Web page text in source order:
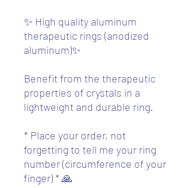
✨ High quality aluminum
therapeutic rings (anodized
aluminum)✨
Benefit from the therapeutic
properties of crystals in a
lightweight and durable ring.
* Place your order, not
forgetting to tell me your ring
number (circumference of your
finger) * 🙏